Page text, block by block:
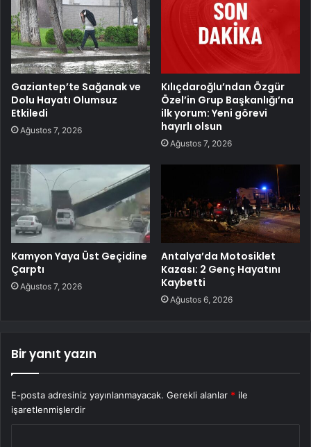
Gaziantep’te Sağanak ve
Dolu Hayatı Olumsuz
Etkiledi
Ağustos 7, 2026
Kılıçdaroğlu’ndan Özgür
Özel’in Grup Başkanlığı’na
ilk yorum: Yeni görevi
hayırlı olsun
Ağustos 7, 2026
Kamyon Yaya Üst Geçidine
Çarptı
Ağustos 7, 2026
Antalya’da Motosiklet
Kazası: 2 Genç Hayatını
Kaybetti
Ağustos 6, 2026
Bir yanıt yazın
E-posta adresiniz yayınlanmayacak. Gerekli alanlar * ile
işaretlenmişlerdir